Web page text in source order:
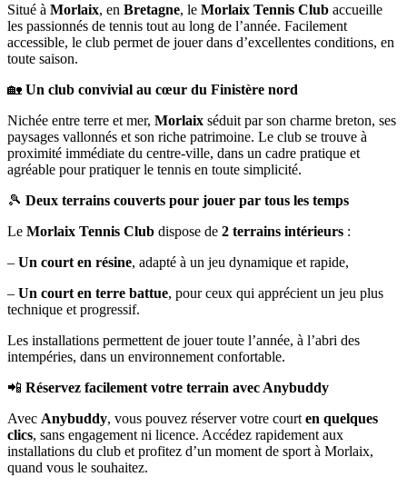
Situé à Morlaix, en Bretagne, le Morlaix Tennis Club accueille
les passionnés de tennis tout au long de l’année. Facilement
accessible, le club permet de jouer dans d’excellentes conditions, en
toute saison.
🏡 Un club convivial au cœur du Finistère nord
Nichée entre terre et mer, Morlaix séduit par son charme breton, ses
paysages vallonnés et son riche patrimoine. Le club se trouve à
proximité immédiate du centre-ville, dans un cadre pratique et
agréable pour pratiquer le tennis en toute simplicité.
🎾 Deux terrains couverts pour jouer par tous les temps
Le Morlaix Tennis Club dispose de 2 terrains intérieurs :
– Un court en résine, adapté à un jeu dynamique et rapide,
– Un court en terre battue, pour ceux qui apprécient un jeu plus
technique et progressif.
Les installations permettent de jouer toute l’année, à l’abri des
intempéries, dans un environnement confortable.
📲 Réservez facilement votre terrain avec Anybuddy
Avec Anybuddy, vous pouvez réserver votre court en quelques
clics, sans engagement ni licence. Accédez rapidement aux
installations du club et profitez d’un moment de sport à Morlaix,
quand vous le souhaitez.